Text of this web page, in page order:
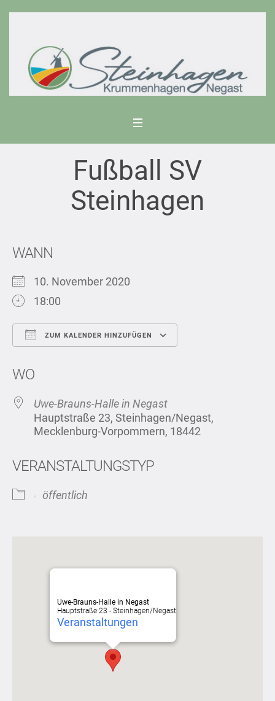
Fußball SV
Steinhagen
WANN
10. November 2020
18:00
ZUM KALENDER HINZUFÜGEN
WO
Uwe-Brauns-Halle in Negast
Hauptstraße 23, Steinhagen/Negast,
Mecklenburg-Vorpommern, 18442
VERANSTALTUNGSTYP
öffentlich
Uwe-Brauns-Halle in Negast
Hauptstraße 23 - Steinhagen/Negast
Veranstaltungen